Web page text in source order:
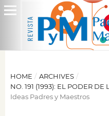
HOME / ARCHIVES /
NO. 191 (1993): EL PODER DE
Ideas Padres y Maestros